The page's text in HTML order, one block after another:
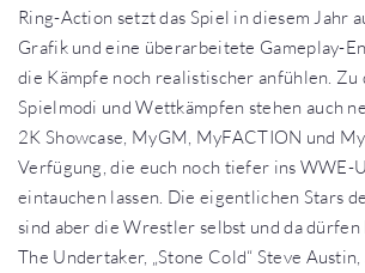
Ring-Action setzt das Spiel in diesem Jahr
Grafik und eine überarbeitete Gameplay-
die Kämpfe noch realistischer anfühlen. Zu
Spielmodi und Wettkämpfen stehen auch
2K Showcase, MyGM, MyFACTION und
Verfügung, die euch noch tiefer ins WWE-
eintauchen lassen. Die eigentlichen Stars
sind aber die Wrestler selbst und da
The Undertaker, „Stone Cold“ Steve Austin,